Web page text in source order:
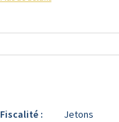
Fiscalité : Jetons